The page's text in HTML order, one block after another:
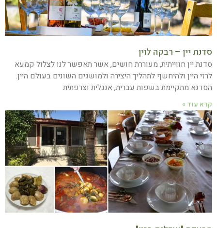
סדנת יין – רבקה לוין
סדנת יין חווייתית, מעוררת חושים, אשר תאפשר לנו לצלול קמעא
לרזי היין ולהיחשף לתהליך היצירה ולמושגים השונים בעולם היין.
הסדנא מתקיימת בשפות עברית, אנגלית וצרפתית
קרא עוד »